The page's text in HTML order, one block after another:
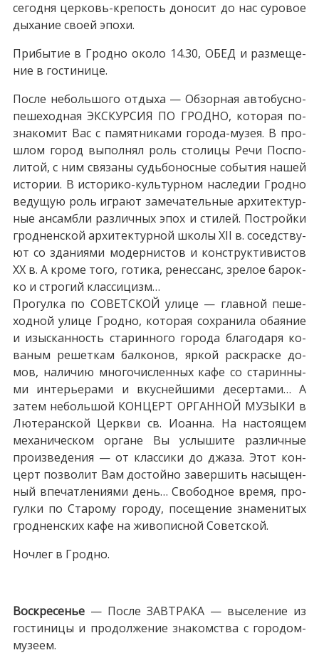
се­год­ня церковь-крепость до­но­сит до нас су­ро­вое
ды­ха­ние сво­ей эпо­хи.
При­бы­тие в Грод­но око­ло 14.30, ОБЕД и раз­ме­ще­
ние в го­сти­ни­це.
После не­боль­шо­го от­ды­ха — Об­зор­ная автобусно-
пешеходная ЭКСКУРСИЯ ПО ГРОДНО, ко­то­рая по­
зна­ко­мит Вас с па­мят­ни­ка­ми города-музея. В про­
шлом го­род вы­пол­нял роль сто­ли­цы Ре­чи Поспо­
ли­той, с ним свя­за­ны судь­бо­нос­ные со­бы­тия на­шей
ис­то­рии. В историко-культурном на­сле­дии Грод­но
ве­ду­щую роль иг­ра­ют за­ме­ча­тель­ные ар­хи­тек­тур­
ные ан­сам­бли раз­лич­ных эпох и сти­лей. По­строй­ки
грод­нен­ской ар­хи­тек­тур­ной шко­лы XII в. со­сед­ству­
ют со зда­ни­я­ми мо­дер­ни­стов и кон­струк­ти­ви­стов
XX в. А кроме то­го, го­ти­ка, ре­нес­санс, зре­лое ба­рок­
ко и стро­гий клас­си­цизм…
Прогулка по СОВЕТСКОЙ ули­це — глав­ной пе­ше­
ход­ной ули­це Грод­но, ко­то­рая со­хра­ни­ла оба­я­ние
и изыс­кан­ность ста­рин­но­го го­ро­да благодаря ко­
ва­ным ре­шет­кам бал­ко­нов, яр­кой рас­крас­ке до­
мов, на­ли­чию мно­го­чис­лен­ных ка­фе со ста­рин­ны­
ми ин­те­рье­ра­ми и вкус­ней­ши­ми де­сер­та­ми… А
затем не­боль­шой КОНЦЕРТ ОР­ГАН­НОЙ МУЗЫКИ в
Лютеранской Церкви св. Иоан­на. На на­сто­я­щем
механическом органе Вы услы­ши­те раз­лич­ные
произведения — от клас­си­ки до джа­за. Этот кон­
церт поз­во­лит Вам до­стой­но завершить на­сы­щен­
ный впе­чат­ле­ни­я­ми день… Сво­бод­ное вре­мя, про­
гул­ки по Ста­ро­му го­ро­ду, посещение зна­ме­ни­тых
гродненских ка­фе на жи­во­пис­ной Со­вет­ской.
Ноч­лег в Грод­но.
Вос­кре­се­нье — После ЗАВТРАКА — вы­се­ле­ние из
го­сти­ни­цы и про­дол­же­ние зна­ком­ства с городом-
музеем.